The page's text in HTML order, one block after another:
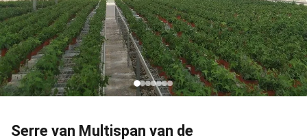
Serre van Multispan van de